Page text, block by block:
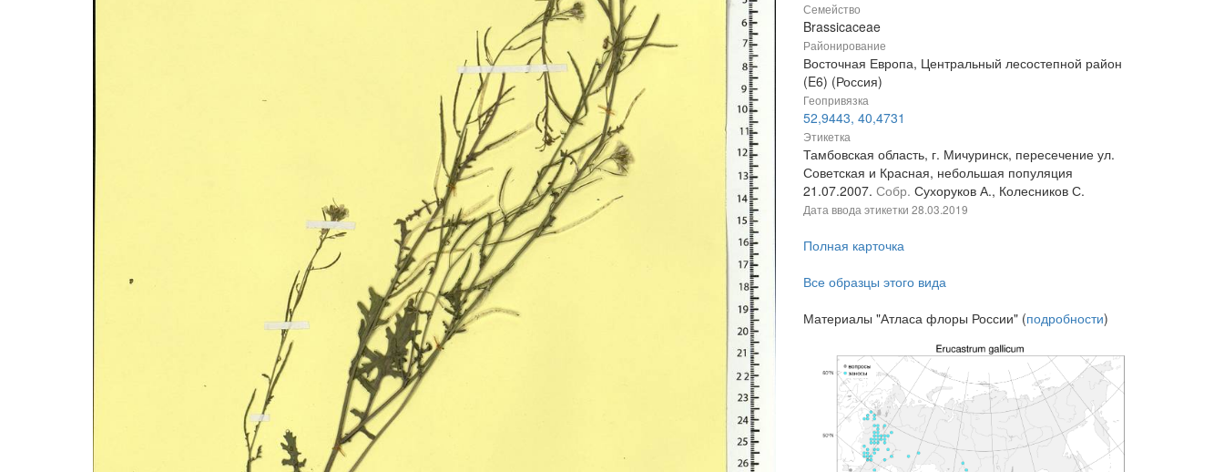
Семейство
Brassicaceae
Районирование
Восточная Европа, Центральный лесостепной район
(E6) (Россия)
Геопривязка
52,9443, 40,4731
Этикетка
Тамбовская область, г. Мичуринск, пересечение ул.
Советская и Красная, небольшая популяция
21.07.2007. Собр. Сухоруков А., Колесников С.
Дата ввода этикетки 28.03.2019
Полная карточка
Все образцы этого вида
Материалы "Атласа флоры России" (подробности)